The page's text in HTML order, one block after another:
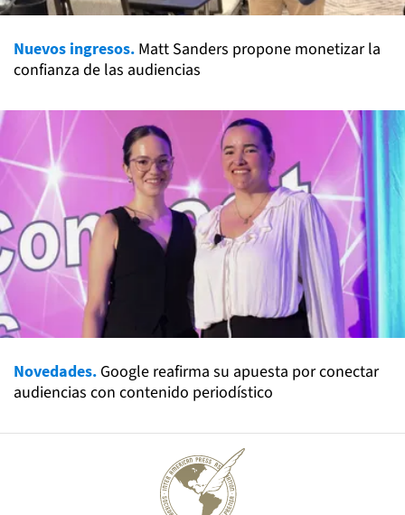
Nuevos ingresos. Matt Sanders propone monetizar la
confianza de las audiencias
Novedades. Google reafirma su apuesta por conectar
audiencias con contenido periodístico